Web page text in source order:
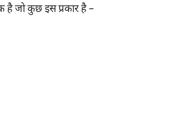
है जो कुछ इस प्रकार है –